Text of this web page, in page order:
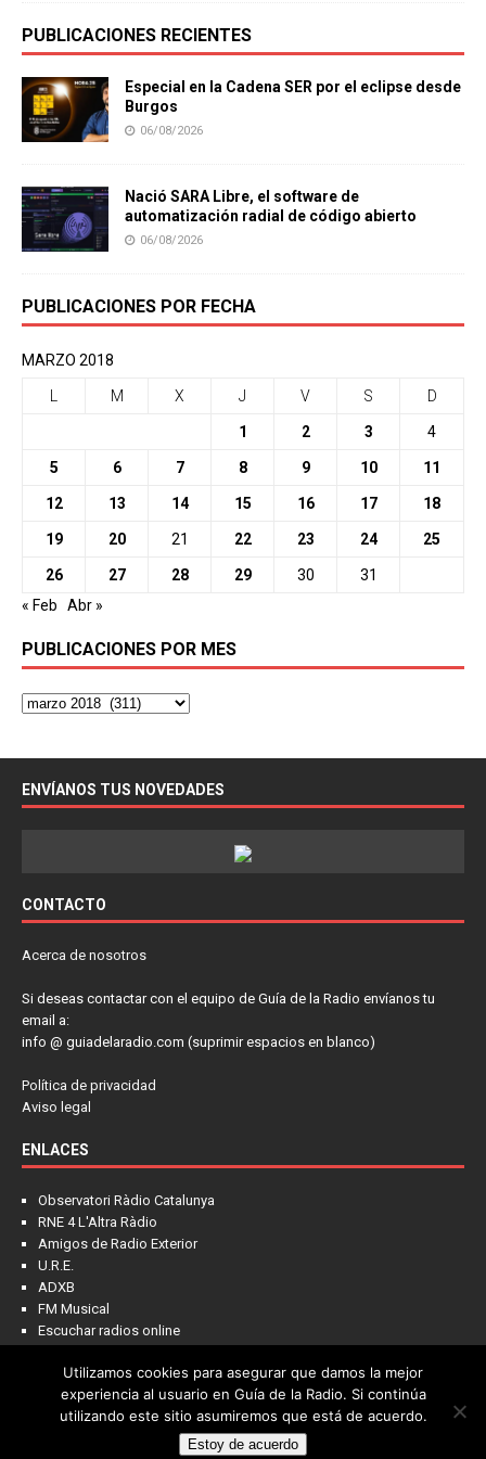
PUBLICACIONES RECIENTES
Especial en la Cadena SER por el eclipse desde
Burgos
06/08/2026
Nació SARA Libre, el software de
automatización radial de código abierto
06/08/2026
PUBLICACIONES POR FECHA
MARZO 2018
M X J V S D
1 2 3 4
5 6 7 8 9 10 11
12 13 14 15 16 17 18
19 20 21 22 23 24 25
26 27 28 29 30
31
« Feb
Abr »
PUBLICACIONES POR MES
ENVÍANOS TUS NOVEDADES
CONTACTO
Acerca de nosotros
Si deseas contactar con el equipo de Guía de la Radio envíanos tu
email a:
info @ guiadelaradio.com (suprimir espacios en blanco)
Política de privacidad
Aviso legal
ENLACES
Observatori Ràdio Catalunya
RNE 4 L'Altra Ràdio
Amigos de Radio Exterior
U.R.E.
ADXB
FM Musical
Escuchar radios online
Copyright © 2022 - Guía de la Radio
Utilizamos cookies para asegurar que damos la mejor
experiencia al usuario en Guía de la Radio. Si continúa
utilizando este sitio asumiremos que está de acuerdo.
Estoy de acuerdo